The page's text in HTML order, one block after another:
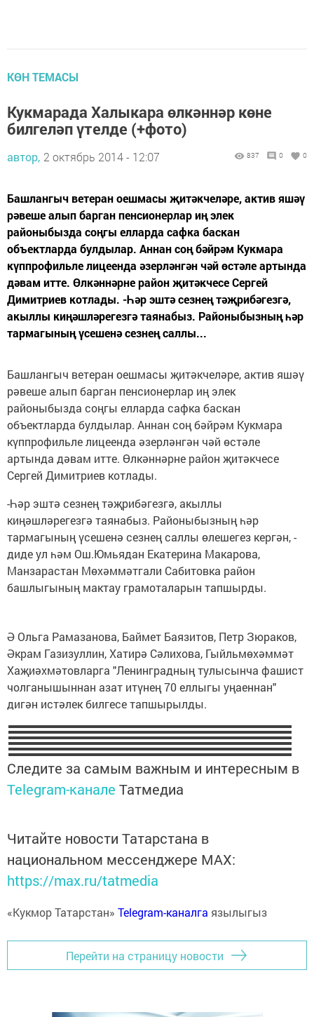
КӨН ТЕМАСЫ
Кукмарада Халыкара өлкәннәр көне
билгеләп үтелде (+фото)
автор, 2 октябрь 2014 - 12:07 837 0 0
Башлангыч ветеран оешмасы җитәкчеләре, актив яшәү
рәвеше алып барган пенсионерлар иң элек
районыбызда соңгы елларда сафка баскан
объектларда булдылар. Аннан соң бәйрәм Кукмара
күппрофильле лицеенда әзерләнгән чәй өстәле артында
дәвам итте. Өлкәннәрне район җитәкчесе Сергей
Димитриев котлады. -Һәр эштә сезнең тәҗрибәгезгә,
акыллы киңәшләрегезгә таянабыз. Районыбызның һәр
тармагының үсешенә сезнең саллы...
Башлангыч ветеран оешмасы җитәкчеләре, актив яшәү
рәвеше алып барган пенсионерлар иң элек
районыбызда соңгы елларда сафка баскан
объектларда булдылар. Аннан соң бәйрәм Кукмара
күппрофильле лицеенда әзерләнгән чәй өстәле
артында дәвам итте. Өлкәннәрне район җитәкчесе
Сергей Димитриев котлады.
-Һәр эштә сезнең тәҗрибәгезгә, акыллы
киңәшләрегезгә таянабыз. Районыбызның һәр
тармагының үсешенә сезнең саллы өлешегез кергән, -
диде ул һәм Ош.Юмьядан Екатерина Макарова,
Манзарастан Мөхәммәтгали Сабитовка район
башлыгының мактау грамоталарын тапшырды.
Ә Ольга Рамазанова, Баймет Баязитов, Петр Зюраков,
Әкрам Газизуллин, Хатирә Сәлихова, Гыйльмөхәммәт
Хаҗиәхмәтовларга "Ленинградның тулысынча фашист
чолганышыннан азат итүнең 70 еллыгы уңаеннан"
дигән истәлек билгесе тапшырылды.
Следите за самым важным и интересным в
Telegram-канале Татмедиа
Читайте новости Татарстана в
национальном мессенджере MАХ:
https://max.ru/tatmedia
«Кукмор Татарстан» Telegram-каналга язылыгыз
Перейти на страницу новости